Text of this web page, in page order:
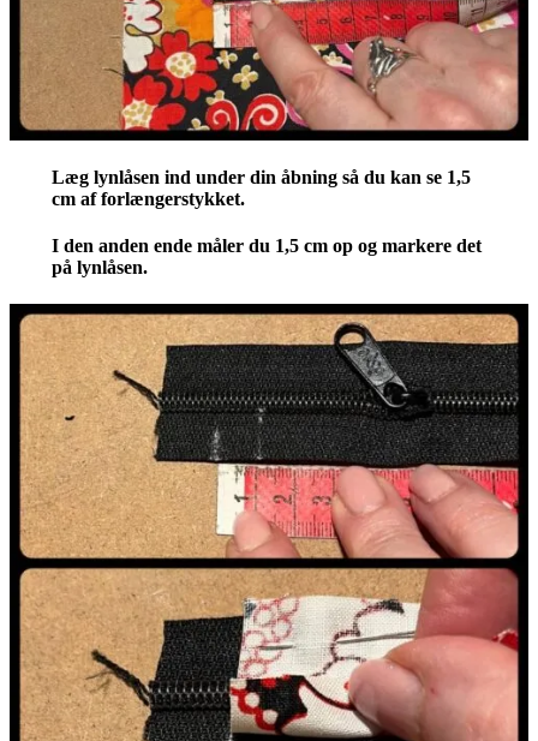
Læg lynlåsen ind under din åbning så du kan se 1,5
cm af forlængerstykket.
I den anden ende måler du 1,5 cm op og markere det
på lynlåsen.